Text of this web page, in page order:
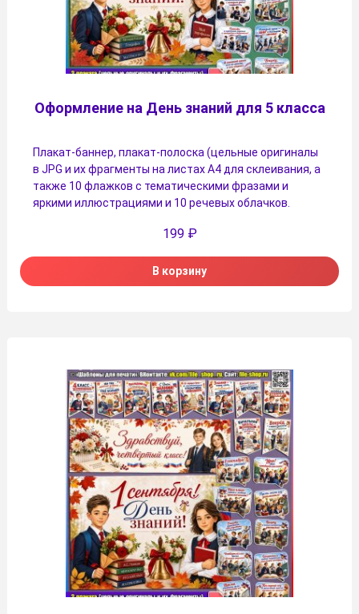
Оформление на День знаний для 5 класса
Плакат-баннер, плакат-полоска (цельные оригиналы
в JPG и их фрагменты на листах A4 для склеивания, а
также 10 флажков с тематическими фразами и
яркими иллюстрациями и 10 речевых облачков.
199 ₽
В корзину